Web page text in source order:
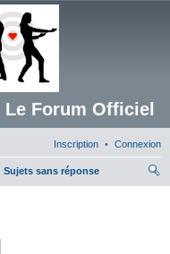
Forum Officiel
Connexion
Inscription
Sujets sans réponse